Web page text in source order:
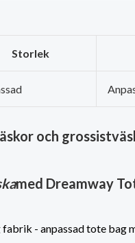
Storlek
och
med Dreamway